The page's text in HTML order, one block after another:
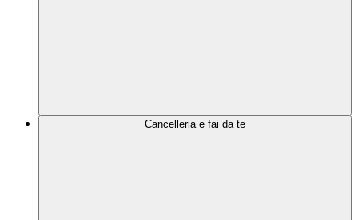
Cancelleria e fai da te